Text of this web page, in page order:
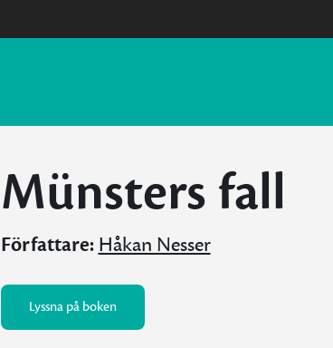
Münsters fall
Författare: Håkan Nesser
Lyssna på boken